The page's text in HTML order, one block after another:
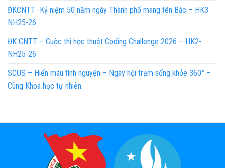
ĐKCNTT -Kỷ niệm 50 năm ngày Thành phố mang tên Bác – HK3-
NH25-26
ĐK CNTT – Cuộc thi học thuật Coding Challenge 2026 – HK2-
NH25-26
SCUS – Hiến máu tình nguyện – Ngày hội trạm sống khỏe 360° –
Cùng Khoa học tự nhiên.